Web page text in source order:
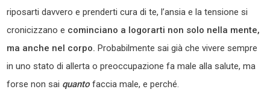
riposarti davvero e prenderti cura di te, l’ansia e la tensione si
cronicizzano e cominciano a logorarti non solo nella mente,
ma anche nel corpo. Probabilmente sai già che vivere sempre
in uno stato di allerta o preoccupazione fa male alla salute, ma
forse non sai quanto faccia male, e perché.